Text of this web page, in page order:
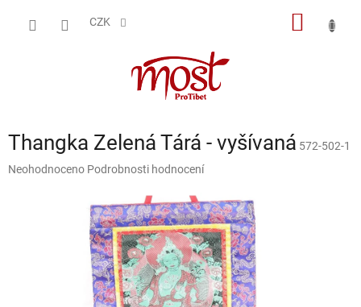
CZK
Thangka Zelená Tárá - vyšívaná 572-502-1
Průměrné
Neohodnoceno Podrobnosti hodnocení